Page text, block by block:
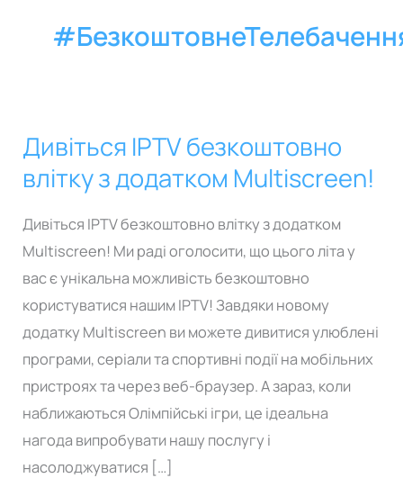
Дивіться IPTV безкоштовно
влітку з додатком Multiscreen!
Дивіться IPTV безкоштовно влітку з додатком
Multiscreen! Ми раді оголосити, що цього літа у
вас є унікальна можливість безкоштовно
користуватися нашим IPTV! Завдяки новому
додатку Multiscreen ви можете дивитися улюблені
програми, серіали та спортивні події на мобільних
пристроях та через веб-браузер. А зараз, коли
наближаються Олімпійські ігри, це ідеальна
нагода випробувати нашу послугу і
насолоджуватися […]
Дивіться
IPTV
безкоштовно
влітку
з
додатком
Multiscreen!